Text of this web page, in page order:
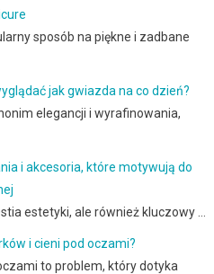
sposób na piękne i zadbane
jak gwiazda na co dzień?
elegancji i wyrafinowania,
i akcesoria, które motywują do
estetyki, ale również kluczowy …
i cieni pod oczami?
to problem, który dotyka